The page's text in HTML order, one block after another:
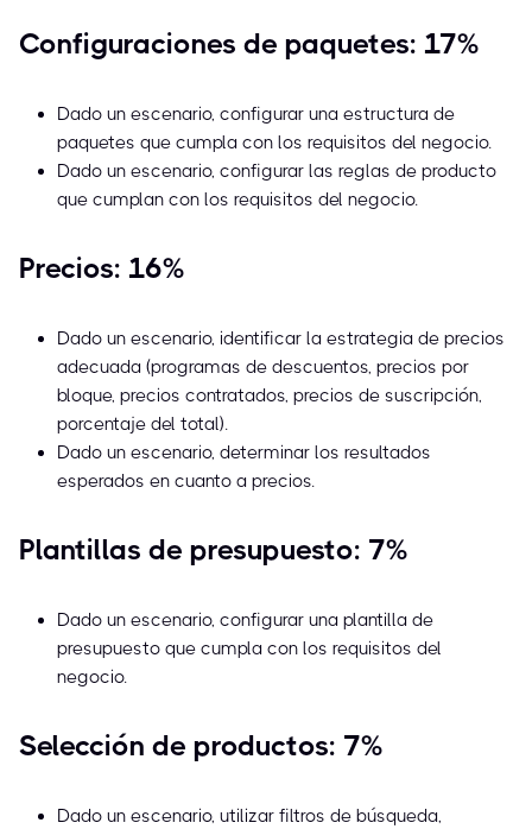
Configuraciones de paquetes: 17%
Dado un escenario, configurar una estructura de
paquetes que cumpla con los requisitos del negocio.
Dado un escenario, configurar las reglas de producto
que cumplan con los requisitos del negocio.
Precios: 16%
Dado un escenario, identificar la estrategia de precios
adecuada (programas de descuentos, precios por
bloque, precios contratados, precios de suscripción,
porcentaje del total).
Dado un escenario, determinar los resultados
esperados en cuanto a precios.
Plantillas de presupuesto: 7%
Dado un escenario, configurar una plantilla de
presupuesto que cumpla con los requisitos del
negocio.
Selección de productos: 7%
Dado un escenario, utilizar filtros de búsqueda,